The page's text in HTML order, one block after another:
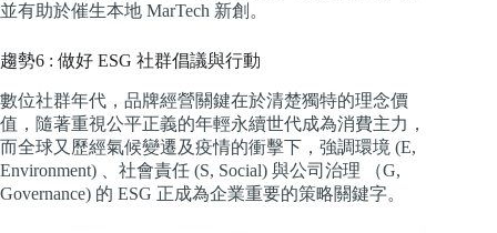
並有助於催生本地 MarTech 新創。
趨勢6 : 做好 ESG 社群倡議與行動
數位社群年代，品牌經營關鍵在於清楚獨特的理念價
值，隨著重視公平正義的年輕永續世代成為消費主力，
而全球又歷經氣候變遷及疫情的衝擊下，強調環境 (E,
Environment) 、社會責任 (S, Social) 與公司治理 （G,
Governance) 的 ESG 正成為企業重要的策略關鍵字。